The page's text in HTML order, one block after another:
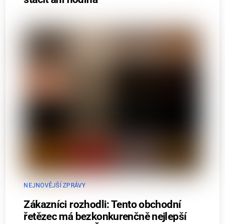
NEJNOVĚJŠÍ ZPRÁVY
Zákazníci rozhodli: Tento obchodní
řetězec má bezkonkurenčně nejlepší